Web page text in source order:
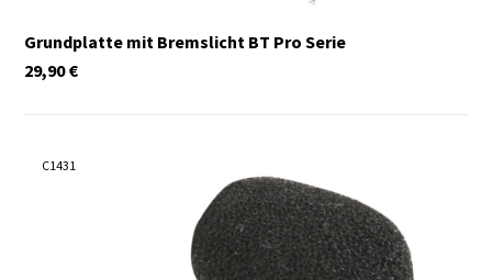
Grundplatte mit Bremslicht BT Pro Serie
€
29,90
C1431